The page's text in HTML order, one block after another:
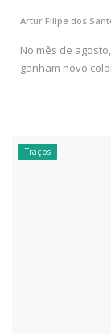
Artur Filipe dos
No mês de
ganham novo
Traços